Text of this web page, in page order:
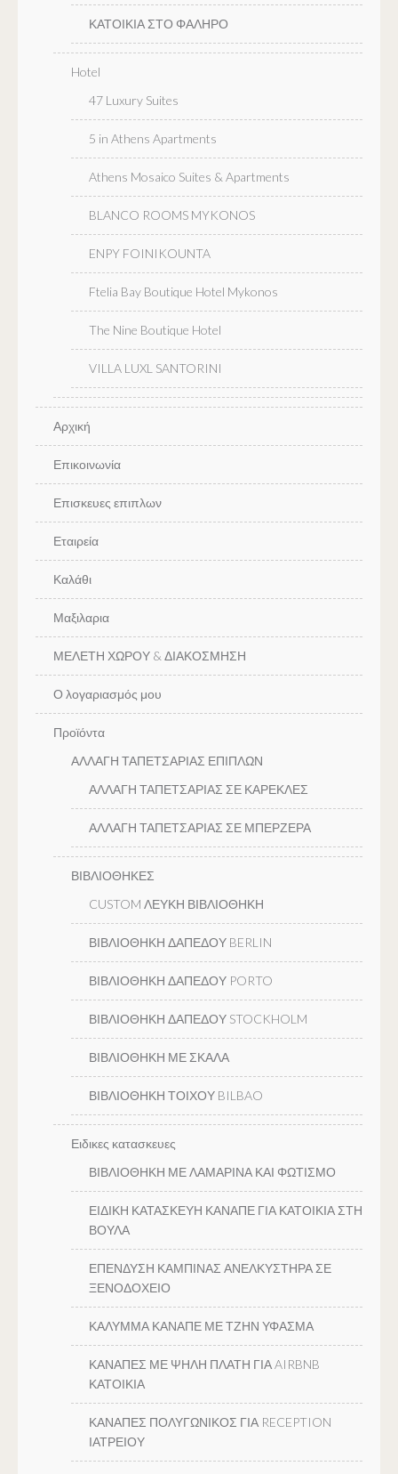
ΚΑΤΟΙΚΙΑ ΣΤΟ ΦΑΛΗΡΟ
Hotel
47 Luxury Suites
5 in Athens Apartments
Athens Mosaico Suites & Apartments
BLANCO ROOMS MYKONOS
ENPY FOINIKOUNTA
Ftelia Bay Boutique Hotel Mykonos
The Nine Boutique Hotel
VILLA LUXL SANTORINI
Αρχική
Επικοινωνία
Επισκευες επιπλων
Εταιρεία
Καλάθι
Μαξιλαρια
ΜΕΛΕΤΗ ΧΩΡΟΥ & ΔΙΑΚΟΣΜΗΣΗ
Ο λογαριασμός μου
Προϊόντα
ΑΛΛΑΓΗ ΤΑΠΕΤΣΑΡΙΑΣ ΕΠΙΠΛΩΝ
ΑΛΛΑΓΗ ΤΑΠΕΤΣΑΡΙΑΣ ΣΕ ΚΑΡΕΚΛΕΣ
ΑΛΛΑΓΗ ΤΑΠΕΤΣΑΡΙΑΣ ΣΕ ΜΠΕΡΖΕΡΑ
ΒΙΒΛΙΟΘΗΚΕΣ
CUSTOM ΛΕΥΚΗ ΒΙΒΛΙΟΘΗΚΗ
ΒΙΒΛΙΟΘΗΚΗ ΔΑΠΕΔΟΥ BERLIN
ΒΙΒΛΙΟΘΗΚΗ ΔΑΠΕΔΟΥ PORTO
ΒΙΒΛΙΟΘΗΚΗ ΔΑΠΕΔΟΥ STOCKHOLM
ΒΙΒΛΙΟΘΗΚΗ ΜΕ ΣΚΑΛΑ
ΒΙΒΛΙΟΘΗΚΗ ΤΟΙΧΟΥ BILBAO
Ειδικες κατασκευες
ΒΙΒΛΙΟΘΗΚΗ ΜΕ ΛΑΜΑΡΙΝΑ ΚΑΙ ΦΩΤΙΣΜΟ
ΕΙΔΙΚΗ ΚΑΤΑΣΚΕΥΗ ΚΑΝΑΠΕ ΓΙΑ ΚΑΤΟΙΚΙΑ ΣΤΗ
ΒΟΥΛΑ
ΕΠΕΝΔΥΣΗ ΚΑΜΠΙΝΑΣ ΑΝΕΛΚΥΣΤΗΡΑ ΣΕ
ΞΕΝΟΔΟΧΕΙΟ
ΚΑΛΥΜΜΑ ΚΑΝΑΠΕ ΜΕ ΤΖΗΝ ΥΦΑΣΜΑ
ΚΑΝΑΠΕΣ ΜΕ ΨΗΛΗ ΠΛΑΤΗ ΓΙΑ AIRBNB
ΚΑΤΟΙΚΙΑ
ΚΑΝΑΠΕΣ ΠΟΛΥΓΩΝΙΚΟΣ ΓΙΑ RECEPTION
ΙΑΤΡΕΙΟΥ